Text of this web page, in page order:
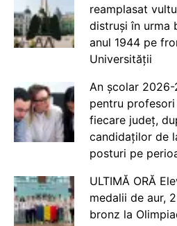
reamplasat
distruși în urma
anul 1944 pe
Universității
An școlar
pentru
fiecare județ,
candidaților de
posturi pe
ULTIMĂ ORĂ
medalii de aur,
bronz la